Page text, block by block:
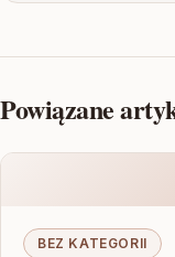
Powiązane
BEZ KATEGORII